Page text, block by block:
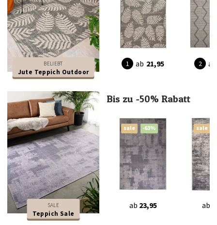
BELIEBT
Jute Teppich Outdoor
ab 21,95 ab
SALE
Teppich Sale
Bis zu -50% Rabatt
sale -63%
ab 23,95
sale
ab